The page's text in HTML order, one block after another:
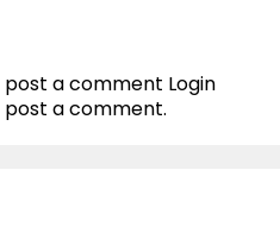
post a comment Login
post a comment.